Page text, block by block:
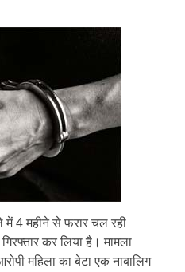
में 4 महीने से फरार चल रही
कर लिया है। मामला
महिला का बेटा एक नाबालिग